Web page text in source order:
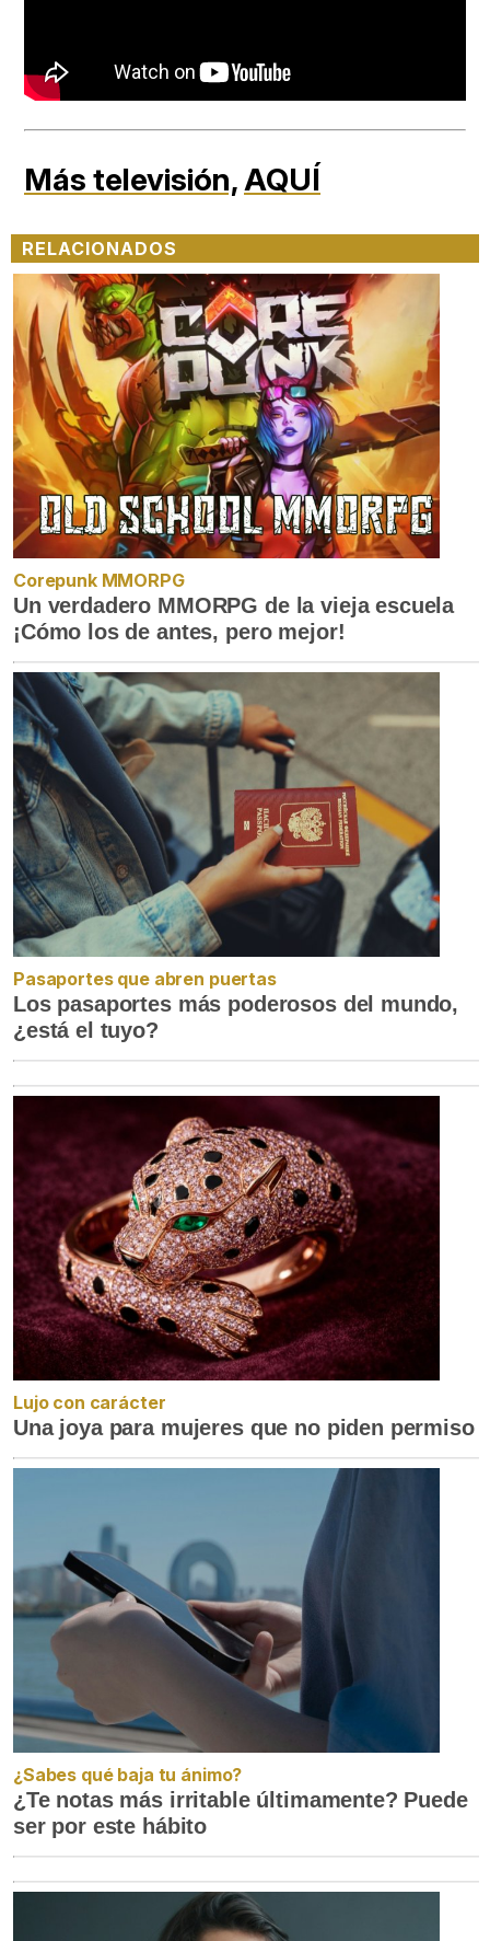
Más televisión,AQUÍ
RELACIONADOS
Corepunk MMORPG
Un verdadero MMORPG de la vieja escuela
¡Cómo los de antes, pero mejor!
Pasaportes que abren puertas
Los pasaportes más poderosos del mundo,
¿está el tuyo?
Lujo con carácter
Una joya para mujeres que no piden permiso
¿Sabes qué baja tu ánimo?
¿Te notas más irritable últimamente? Puede
ser por este hábito